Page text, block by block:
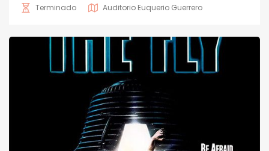
Terminado
Auditorio Euquerio Guerrero